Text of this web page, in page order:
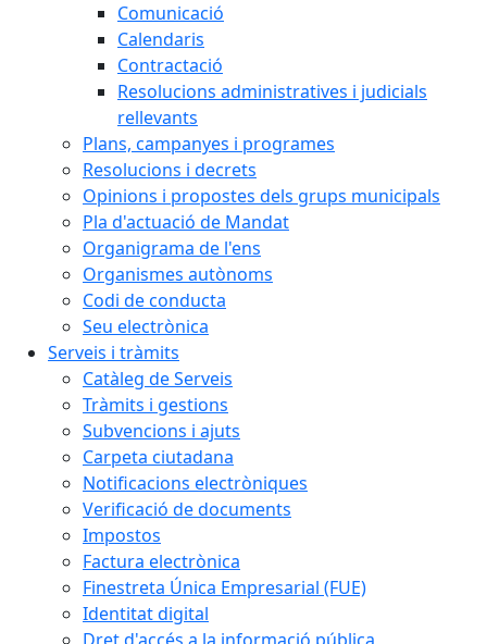
Comunicació
Calendaris
Contractació
Resolucions administratives i judicials
rellevants
Plans, campanyes i programes
Resolucions i decrets
Opinions i propostes dels grups municipals
Pla d'actuació de Mandat
Organigrama de l'ens
Organismes autònoms
Codi de conducta
Seu electrònica
Serveis i tràmits
Catàleg de Serveis
Tràmits i gestions
Subvencions i ajuts
Carpeta ciutadana
Notificacions electròniques
Verificació de documents
Impostos
Factura electrònica
Finestreta Única Empresarial (FUE)
Identitat digital